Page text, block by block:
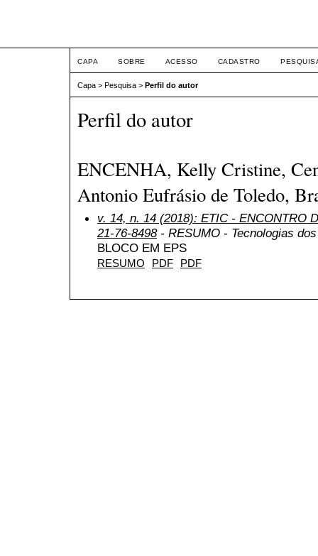
CAPA SOBRE ACESSO CADASTRO
Capa > Pesquisa > Perfil do autor
Perfil do autor
ENCENHA, Kelly Cristine,
Antonio Eufrásio de Toledo,
v. 14, n. 14 (2018): ETIC - ENCONTRO
21-76-8498- RESUMO - Tecnologias
BLOCO EM EPS
RESUMO PDF PDF